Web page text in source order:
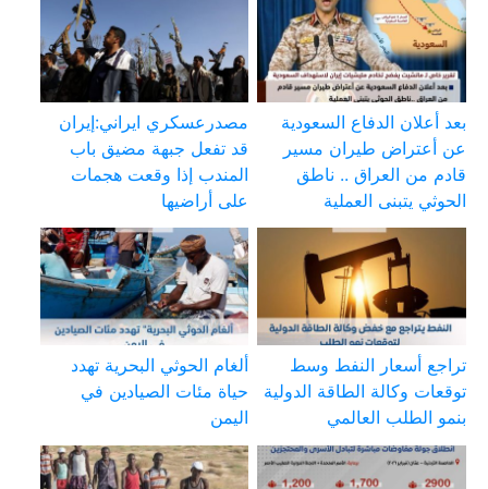
بعد أعلان الدفاع السعودية
عن أعتراض طيران مسير
قادم من العراق .. ناطق
الحوثي يتبنى العملية
مصدرعسكري ايراني:إيران
قد تفعل جبهة مضيق باب
المندب إذا وقعت هجمات
على أراضيها
تراجع أسعار النفط وسط
توقعات وكالة الطاقة الدولية
بنمو الطلب العالمي
ألغام الحوثي البحرية تهدد
حياة مئات الصيادين في
اليمن